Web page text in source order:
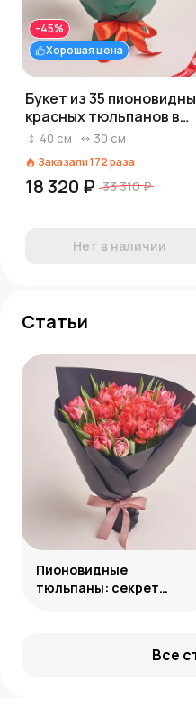
Хорошая цена
-45%
Букет из 35
красных тюльпанов в
зеленой бумаге
40 см 30 см
Заказали172раза
18 320 ₽ 33 310 ₽
Нет в наличии
Статьи
Все
Пионовидные
тюльпаны: секрет